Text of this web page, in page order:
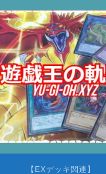
【EXデッキ関連】